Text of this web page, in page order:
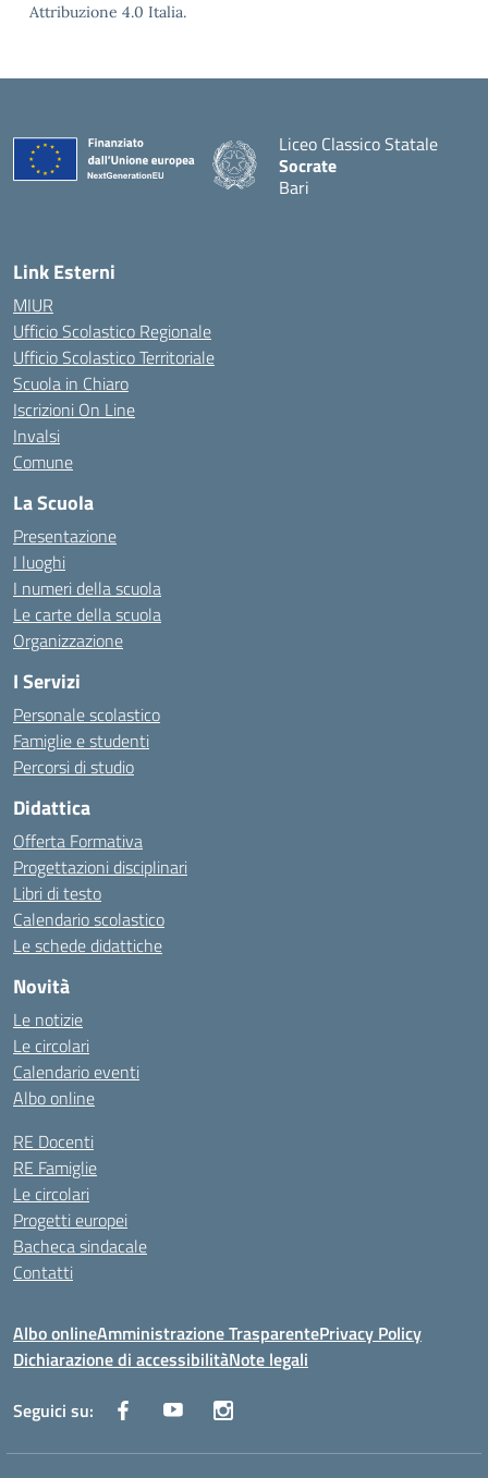
Attribuzione 4.0 Italia.
Liceo Classico Statale
Socrate
Bari
Link Esterni
MIUR
Ufficio Scolastico Regionale
Ufficio Scolastico Territoriale
Scuola in Chiaro
Iscrizioni On Line
Invalsi
Comune
La Scuola
Presentazione
I luoghi
I numeri della scuola
Le carte della scuola
Organizzazione
I Servizi
Personale scolastico
Famiglie e studenti
Percorsi di studio
Didattica
Offerta Formativa
Progettazioni disciplinari
Libri di testo
Calendario scolastico
Le schede didattiche
Novità
Le notizie
Le circolari
Calendario eventi
Albo online
RE Docenti
RE Famiglie
Le circolari
Progetti europei
Bacheca sindacale
Contatti
Albo onlineAmministrazione TrasparentePrivacy Policy
Dichiarazione di accessibilitàNote legali
Seguici su: